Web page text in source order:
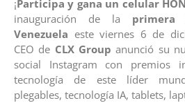
¡Participa y gana un celular
inauguración de la primera
Venezuela este viernes 6 de
CEO de CLX Group anunció su
social Instagram con premios
tecnología de este líder
plegables, tecnología IA, tablets,